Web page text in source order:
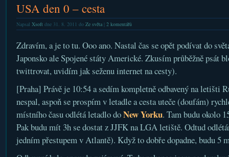
USA den 0 – cesta
Napsal Xsoftdne 31. 8. 2011 do Ze světa| 2 komentářů
Zdravím, a je to tu. Ooo ano. Nastal čas se opět podívat do
Japonsko ale Spojené státy Americké. Zkusím průběžně psát
twittrovat, uvidím jak seženu internet na cesty).
[Praha] Právě je 10:54 a sedím kompletně odbavený na letišti
nespal, aspoň se prospím v letadle a cesta uteče (doufám)
místního času odlétá letadlo doNew Yorku. Tam budu okolo
Pak budu mít 3h se dostat z JJFK na LGA letiště. Odtud
jedním přestupem v Atlantě). Když to dobře dopadne, budu 5